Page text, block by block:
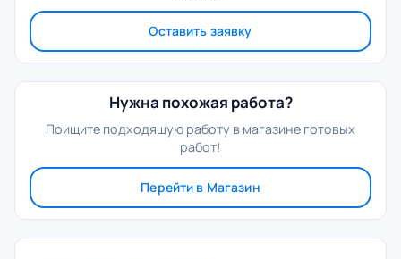
Оставить заявку
Нужна похожая работа?
Поищите подходящую работу в магазине готовых
работ!
Перейти в Магазин